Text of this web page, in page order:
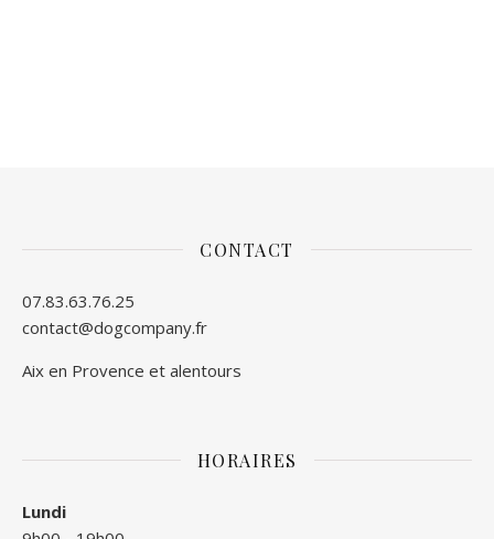
CONTACT
07.83.63.76.25
contact@dogcompany.fr
Aix en Provence et alentours
HORAIRES
Lundi